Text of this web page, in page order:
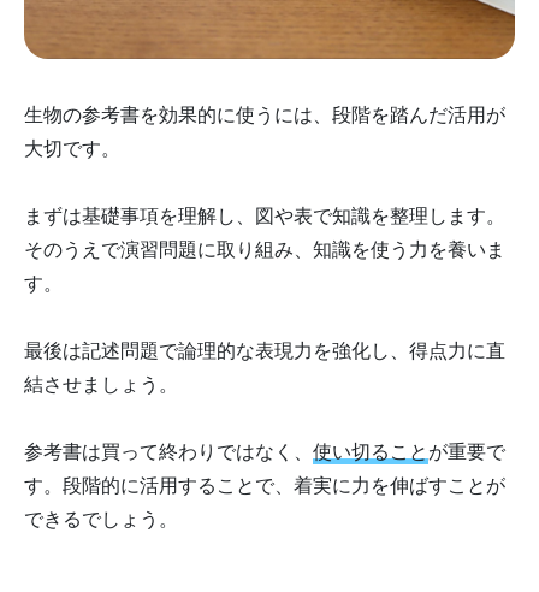
生物の参考書を効果的に使うには、段階を踏んだ活用が
大切です。
まずは基礎事項を理解し、図や表で知識を整理します。
そのうえで演習問題に取り組み、知識を使う力を養いま
す。
最後は記述問題で論理的な表現力を強化し、得点力に直
結させましょう。
参考書は買って終わりではなく、 使い切ることが重要で
す。段階的に活用することで、着実に力を伸ばすことが
できるでしょう。